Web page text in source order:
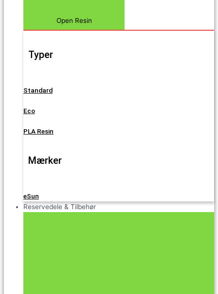
Open Resin
Typer
Standard
Eco
PLA Resin
Mærker
eSun
Reservedele & Tilbehør